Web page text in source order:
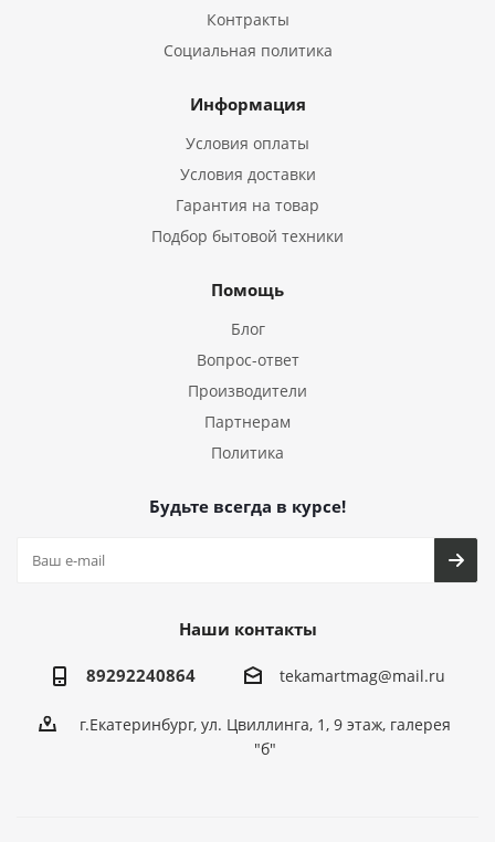
Контракты
Социальная политика
Информация
Условия оплаты
Условия доставки
Гарантия на товар
Подбор бытовой техники
Помощь
Блог
Вопрос-ответ
Производители
Партнерам
Политика
Будьте всегда в курсе!
Наши контакты
89292240864 tekamartmag@mail.ru
г.Екатеринбург, ул. Цвиллинга, 1, 9 этаж, галерея
"б"